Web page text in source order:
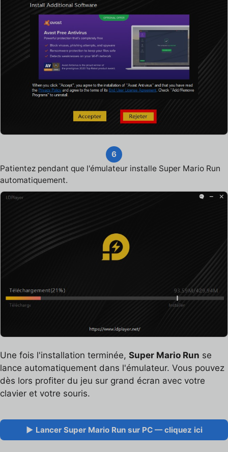
6
Patientez pendant que l'émulateur installe Super Mario Run
automatiquement.
Une fois l'installation terminée, Super Mario Run se
lance automatiquement dans l'émulateur. Vous pouvez
dès lors profiter du jeu sur grand écran avec votre
clavier et votre souris.
▶ Lancer Super Mario Run sur PC — cliquez ici